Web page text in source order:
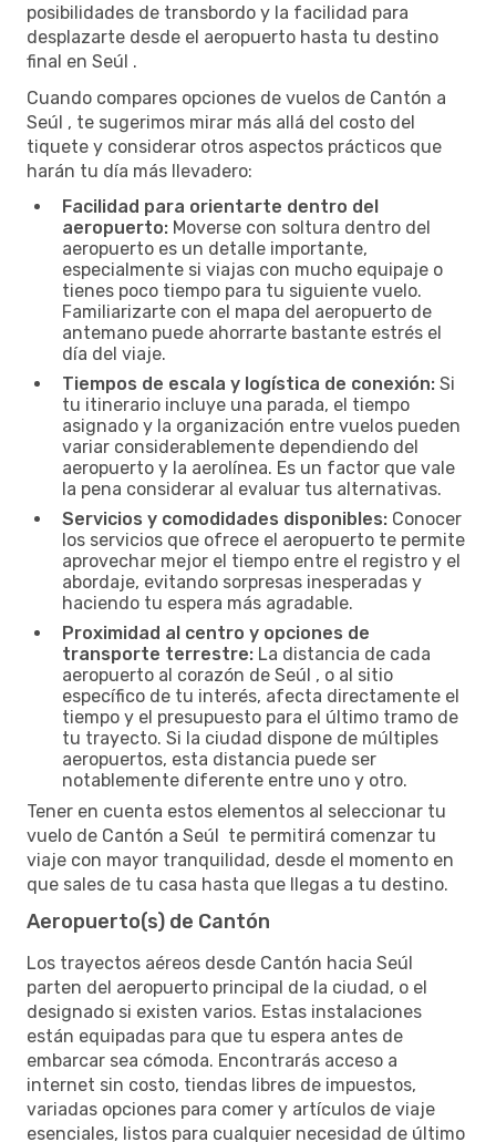
posibilidades de transbordo y la facilidad para
desplazarte desde el aeropuerto hasta tu destino
final en Seúl .
Cuando compares opciones de vuelos de Cantón a
Seúl , te sugerimos mirar más allá del costo del
tiquete y considerar otros aspectos prácticos que
harán tu día más llevadero:
Facilidad para orientarte dentro del
aeropuerto: Moverse con soltura dentro del
aeropuerto es un detalle importante,
especialmente si viajas con mucho equipaje o
tienes poco tiempo para tu siguiente vuelo.
Familiarizarte con el mapa del aeropuerto de
antemano puede ahorrarte bastante estrés el
día del viaje.
Tiempos de escala y logística de conexión: Si
tu itinerario incluye una parada, el tiempo
asignado y la organización entre vuelos pueden
variar considerablemente dependiendo del
aeropuerto y la aerolínea. Es un factor que vale
la pena considerar al evaluar tus alternativas.
Servicios y comodidades disponibles: Conocer
los servicios que ofrece el aeropuerto te permite
aprovechar mejor el tiempo entre el registro y el
abordaje, evitando sorpresas inesperadas y
haciendo tu espera más agradable.
Proximidad al centro y opciones de
transporte terrestre: La distancia de cada
aeropuerto al corazón de Seúl , o al sitio
específico de tu interés, afecta directamente el
tiempo y el presupuesto para el último tramo de
tu trayecto. Si la ciudad dispone de múltiples
aeropuertos, esta distancia puede ser
notablemente diferente entre uno y otro.
Tener en cuenta estos elementos al seleccionar tu
vuelo de Cantón a Seúl te permitirá comenzar tu
viaje con mayor tranquilidad, desde el momento en
que sales de tu casa hasta que llegas a tu destino.
Aeropuerto(s) de Cantón
Los trayectos aéreos desde Cantón hacia Seúl
parten del aeropuerto principal de la ciudad, o el
designado si existen varios. Estas instalaciones
están equipadas para que tu espera antes de
embarcar sea cómoda. Encontrarás acceso a
internet sin costo, tiendas libres de impuestos,
variadas opciones para comer y artículos de viaje
esenciales, listos para cualquier necesidad de último